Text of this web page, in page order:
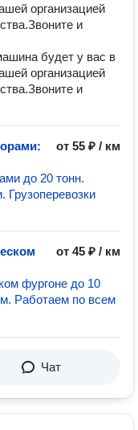
организацией
и
будет у вас в
организацией
и
от 55 ₽ / км
до 20 тонн.
Грузоперевозки
от 45 ₽ / км
фургоне до 10
Работаем по всем
Чат